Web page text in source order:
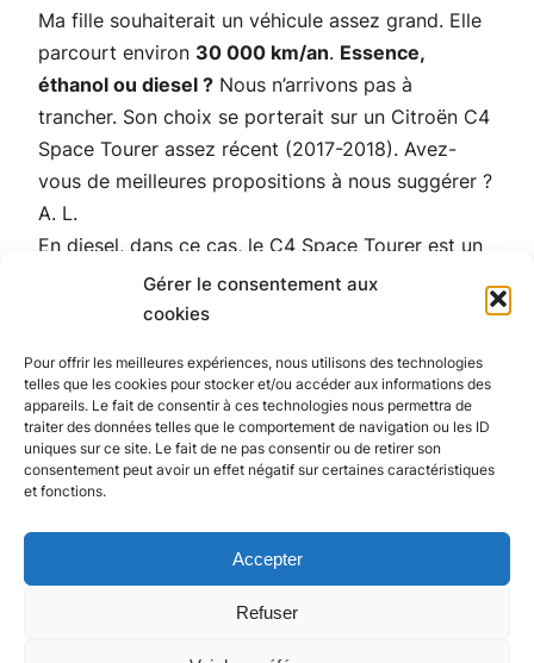
Gérer le consentement aux
cookies
Pour offrir les meilleures expériences, nous utilisons des technologies
telles que les cookies pour stocker et/ou accéder aux informations des
appareils. Le fait de consentir à ces technologies nous permettra de
traiter des données telles que le comportement de navigation ou les ID
uniques sur ce site. Le fait de ne pas consentir ou de retirer son
consentement peut avoir un effet négatif sur certaines caractéristiques
et fonctions.
Accepter
Refuser
Ma fille souhaiterait un véhicule assez grand. Elle
parcourt environ 30 000 km/an. Essence,
éthanol ou diesel ? Nous n’arrivons pas à
trancher. Son choix se porterait sur un Citroën C4
Space Tourer assez récent (2017-2018). Avez-
vous de meilleures propositions à nous suggérer ?
A. L.
En diesel, dans ce cas, le C4 Space Tourer est un
très bon choix, économique et confortable. Cette
voiture implique de ne pas avoir à se rendre dans
dernier Renault Scénic ou un BMW Série 2 Active
Tourer sont des options intéressantes. Avec ce
type de carrosserie, et vu le kilométrage envisagé,
mieux vaut éviter l’essence. Ou alors prévoir un
budget d’environ 1 000 € pour une transformation
à l’éthanol.